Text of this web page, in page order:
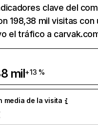
clave del
198,38 mil visitas
el tráfico a
mil+13 %
media de la visita